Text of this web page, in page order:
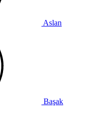
Aslan
Başak